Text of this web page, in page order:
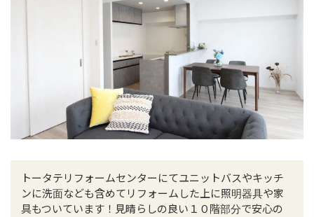
トータテリフォームセンターにてユニットバスやキッチ
ンに洗面なども含めてリフォームした上に照明器具や家
具もついています！見晴らしの良い１０階部分で安心の